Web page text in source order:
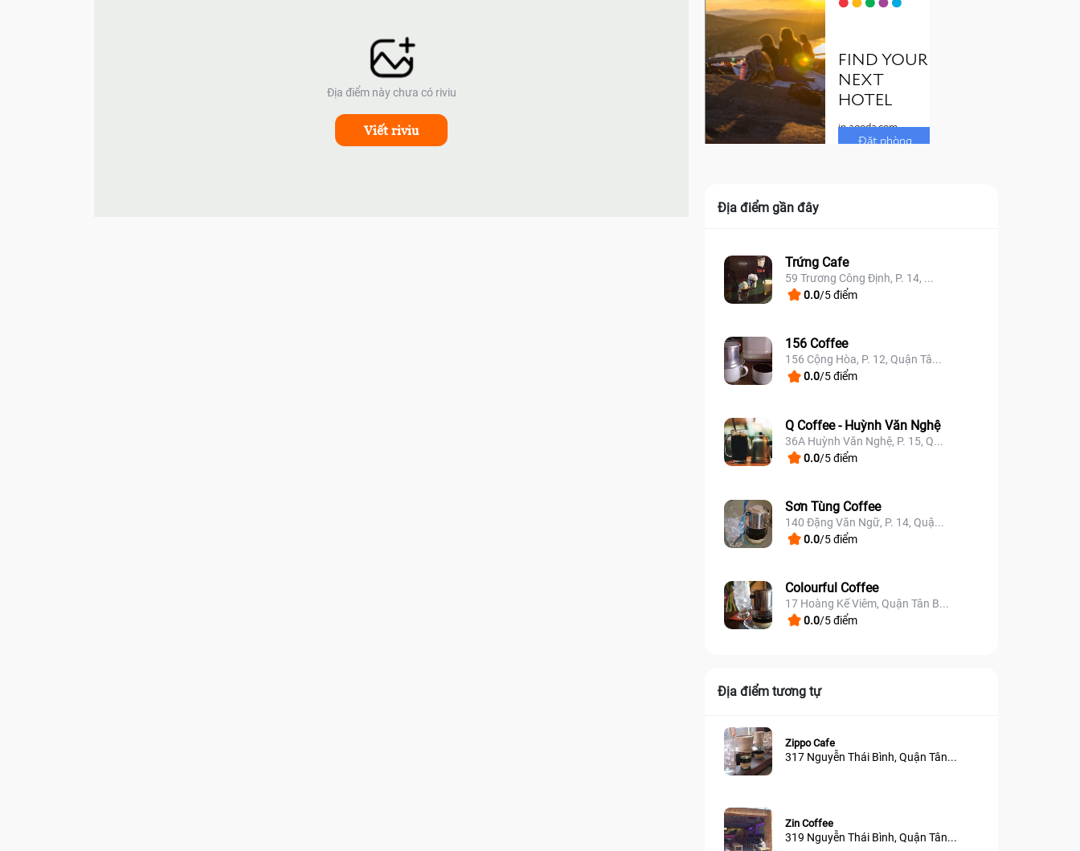
Địa điểm này chưa có riviu
Viết riviu
Địa điểm gần đây
Trứng Cafe
59 Trương Công Định, P. 14, ...
0.0/5 điểm
156 Coffee
156 Cộng Hòa, P. 12, Quận Tâ...
0.0/5 điểm
Q Coffee - Huỳnh Văn Nghệ
36A Huỳnh Văn Nghệ, P. 15, Q...
0.0/5 điểm
Sơn Tùng Coffee
140 Đặng Văn Ngữ, P. 14, Quậ...
0.0/5 điểm
Colourful Coffee
17 Hoàng Kế Viêm, Quận Tân B...
0.0/5 điểm
Địa điểm tương tự
Zippo Cafe
317 Nguyễn Thái Bình, Quận Tân...
Zin Coffee
319 Nguyễn Thái Bình, Quận Tân...